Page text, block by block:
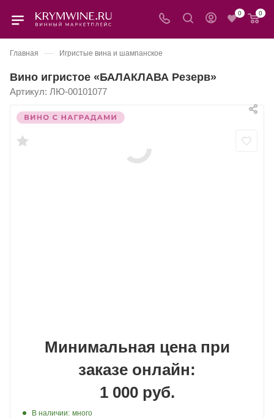
0 0
Главная — Игристые вина и шампанское
Вино игристое «БАЛАКЛАВА Резерв»
Артикул: ЛЮ-00101077
Минимальная цена при
заказе онлайн:
1 000 руб.
В наличии: много